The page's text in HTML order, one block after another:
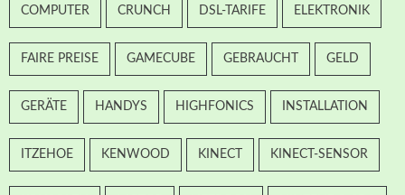
COMPUTER CRUNCH DSL-TARIFE ELEKTRONIK
FAIRE PREISE GAMECUBE GEBRAUCHT GELD
GERÄTE HANDYS HIGHFONICS INSTALLATION
ITZEHOE KENWOOD KINECT KINECT-SENSOR